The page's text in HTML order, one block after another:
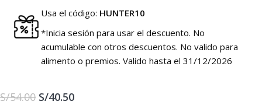
Usa el código: HUNTER10
*Inicia sesión para usar el descuento. No
acumulable con otros descuentos. No valido para
alimento o premios. Valido hasta el 31/12/2026
S/54.00 S/40.50